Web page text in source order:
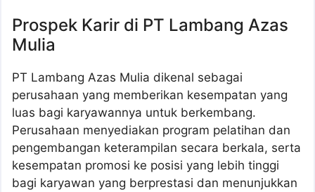
Prospek Karir di PT Lambang Azas
Mulia
PT Lambang Azas Mulia dikenal sebagai
perusahaan yang memberikan kesempatan yang
luas bagi karyawannya untuk berkembang.
Perusahaan menyediakan program pelatihan dan
pengembangan keterampilan secara berkala, serta
kesempatan promosi ke posisi yang lebih tinggi
bagi karyawan yang berprestasi dan menunjukkan